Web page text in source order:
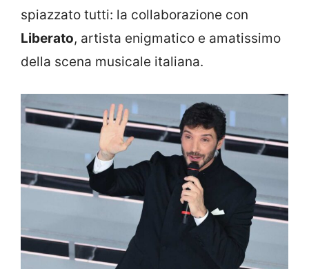
spiazzato tutti: la collaborazione con
Liberato, artista enigmatico e amatissimo
della scena musicale italiana.